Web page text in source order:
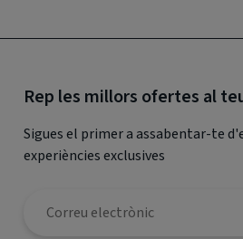
Rep les millors ofertes al
Sigues el primer a assabentar-te
experiències exclusives